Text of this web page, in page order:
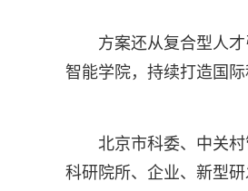
方案还从复合型人
智能学院，持续打造国
北京市科委、中关
科研院所、企业、新型